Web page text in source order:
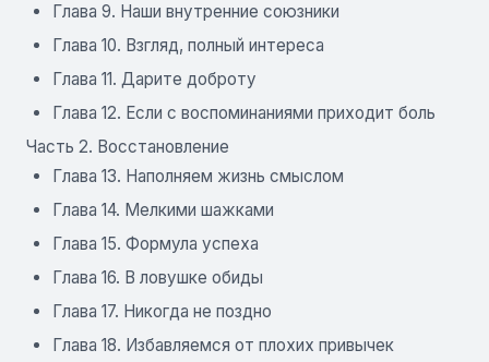
Глава 9. Наши внутренние союзники
Глава 10. Взгляд, полный интереса
Глава 11. Дарите доброту
Глава 12. Если с воспоминаниями приходит боль
Часть 2. Восстановление
Глава 13. Наполняем жизнь смыслом
Глава 14. Мелкими шажками
Глава 15. Формула успеха
Глава 16. В ловушке обиды
Глава 17. Никогда не поздно
Глава 18. Избавляемся от плохих привычек